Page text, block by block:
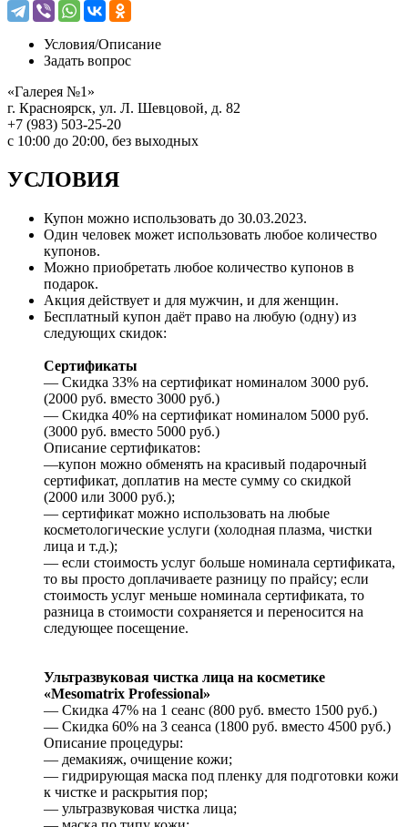
Условия/Описание
Задать вопрос
«Галерея №1»
г. Красноярск, ул. Л. Шевцовой, д. 82
+7 (983) 503-25-20
с 10:00 до 20:00, без выходных
УСЛОВИЯ
Купон можно использовать до 30.03.2023.
Один человек может использовать любое количество
купонов.
Можно приобретать любое количество купонов в
подарок.
Акция действует и для мужчин, и для женщин.
Бесплатный купон даёт право на любую (одну) из
следующих скидок:
Сертификаты
— Скидка 33% на сертификат номиналом 3000 руб.
(2000 руб. вместо 3000 руб.)
— Скидка 40% на сертификат номиналом 5000 руб.
(3000 руб. вместо 5000 руб.)
Описание сертификатов:
—купон можно обменять на красивый подарочный
сертификат, доплатив на месте сумму со скидкой
(2000 или 3000 руб.);
— сертификат можно использовать на любые
косметологические услуги (холодная плазма, чистки
лица и т.д.);
— если стоимость услуг больше номинала сертификата,
то вы просто доплачиваете разницу по прайсу; если
стоимость услуг меньше номинала сертификата, то
разница в стоимости сохраняется и переносится на
следующее посещение.
Ультразвуковая чистка лица на косметике
«Mesomatrix Professional»
— Скидка 47% на 1 сеанс (800 руб. вместо 1500 руб.)
— Скидка 60% на 3 сеанса (1800 руб. вместо 4500 руб.)
Описание процедуры:
— демакияж, очищение кожи;
— гидрирующая маска под пленку для подготовки кожи
к чистке и раскрытия пор;
— ультразвуковая чистка лица;